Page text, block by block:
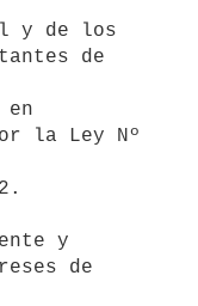
y de los
de
la Ley Nº
y
de